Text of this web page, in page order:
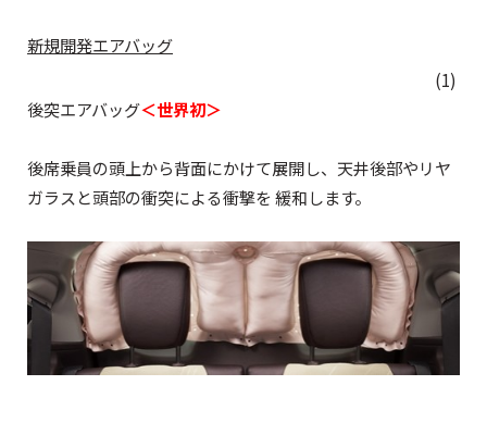
新規開発エアバッグ
(1)
後突エアバッグ＜世界初＞
後席乗員の頭上から背面にかけて展開し、天井後部やリヤ
ガラスと頭部の衝突による衝撃を 緩和します。